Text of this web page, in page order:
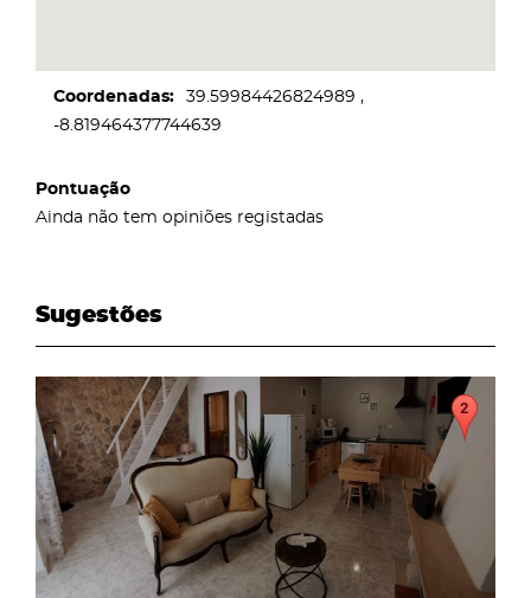
Coordenadas
39.59984426824989
-8.819464377744639
Pontuação
Ainda não tem opiniões registadas
Sugestões
page